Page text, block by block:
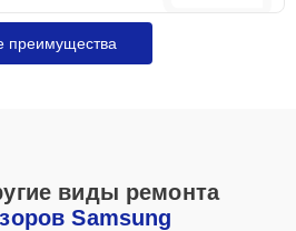
преимущества
виды ремонта
Samsung